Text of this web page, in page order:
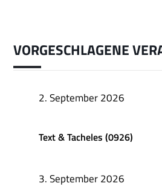
VORGESCHLAGENE
2. September 2026
Text & Tacheles (0926)
3. September 2026